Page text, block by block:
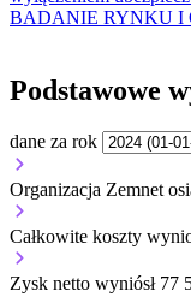
BADANIE RYNKU I
Podstawowe
dane za rok
Organizacja Zemnet
Całkowite koszty
Zysk netto wyniósł 77